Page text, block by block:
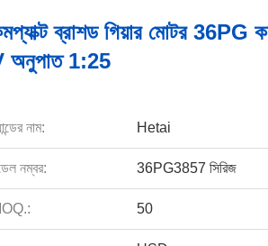
ব্রাশড গিয়ার মোটর 36PG
অনুপাত 1:25
নাম: Hetai
নম্বর: 36PG3857 সিরিজ
50